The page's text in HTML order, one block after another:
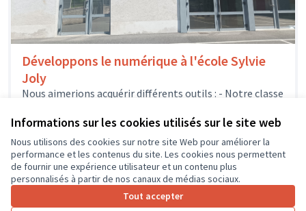
Informations sur les cookies utilisés sur le site web
Nous utilisons des cookies sur notre site Web pour améliorer la
performance et les contenus du site. Les cookies nous permettent
de fournir une expérience utilisateur et un contenu plus
personnalisés à partir de nos canaux de médias sociaux.
Tout accepter
Développons le numérique à l'école Sylvie
Joly
Nous aimerions acquérir différents outils : - Notre classe
ordinateurs portables, afin que les élèves...
3 … 7